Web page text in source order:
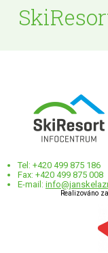
Tel: +420 499 875 186
Fax: +420 499 875 008
E-mail:
Realizováno